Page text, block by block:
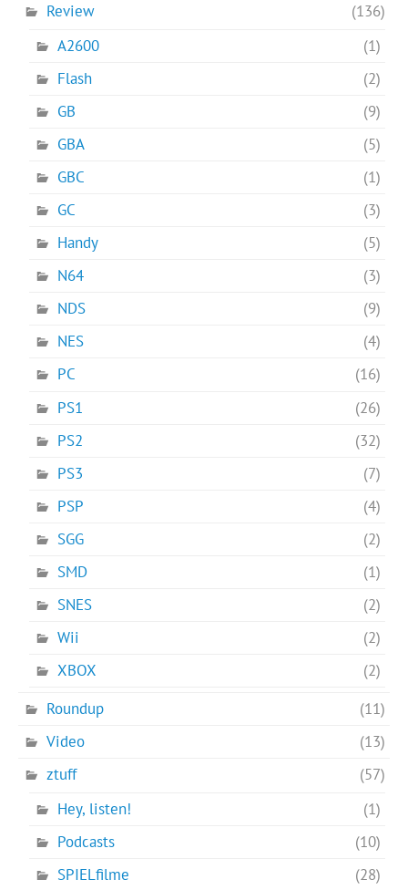
Review
(136)
A2600
(1)
Flash
(2)
GB
(9)
GBA
(5)
GBC
(1)
GC
(3)
Handy
(5)
N64
(3)
NDS
(9)
NES
(4)
PC
(16)
PS1
(26)
PS2
(32)
PS3
(7)
PSP
(4)
SGG
(2)
SMD
(1)
SNES
(2)
Wii
(2)
XBOX
(2)
Roundup
(11)
Video
(13)
ztuff
(57)
Hey, listen!
(1)
Podcasts
(10)
SPIELfilme
(28)